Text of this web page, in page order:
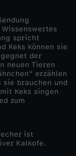
spricht
Keks können sie
der
neuen Tieren
erzählen
brauchen und
Keks singen
zum
ist
Kalkofe.